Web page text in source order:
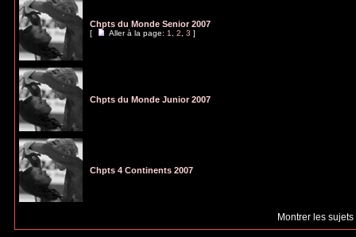
Chpts du Monde Senior 2007
[ Aller à la page: 1 2 3 ]
Chpts du Monde Junior 2007
Chpts 4 Continents 2007
Montrer les